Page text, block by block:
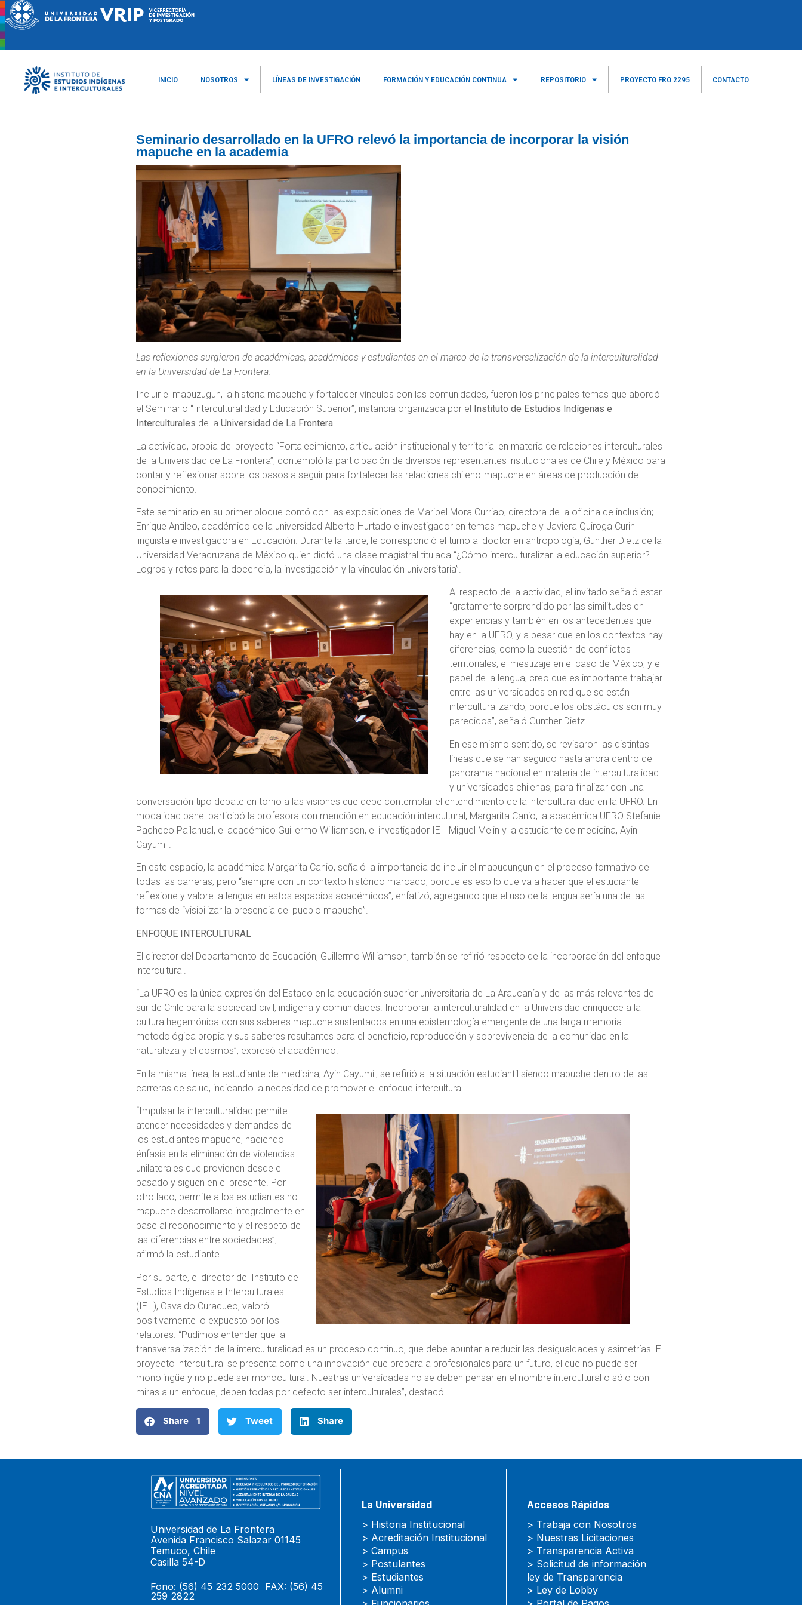
INICIO NOSOTROS LÍNEAS DE INVESTIGACIÓN FORMACIÓN Y EDUCACIÓN CONTINUA REPOSITORIO PROYECTO FRO 2295 CONTACTO
Seminario desarrollado en la UFRO relevó la importancia de incorporar la visión
mapuche en la academia
Las reflexiones surgieron de académicas, académicos y estudiantes en el marco de la transversalización de la interculturalidad
en la Universidad de La Frontera.
Incluir el mapuzugun, la historia mapuche y fortalecer vínculos con las comunidades, fueron los principales temas que abordó
el Seminario “Interculturalidad y Educación Superior”, instancia organizada por el
Instituto de Estudios Indígenas e
Interculturales de laUniversidad de La Frontera.
La actividad, propia del proyecto “Fortalecimiento, articulación institucional y territorial en materia de relaciones interculturales
de la Universidad de La Frontera”, contempló la participación de diversos representantes institucionales de Chile y México para
contar y reflexionar sobre los pasos a seguir para fortalecer las relaciones chileno-mapuche en áreas de producción de
conocimiento.
Este seminario en su primer bloque contó con las exposiciones de Maribel Mora Curriao, directora de la oficina de inclusión;
Enrique Antileo, académico de la universidad Alberto Hurtado e investigador en temas mapuche y Javiera Quiroga Curin
lingüista e investigadora en Educación. Durante la tarde, le correspondió el turno al doctor en antropología, Gunther Dietz de la
Universidad Veracruzana de México quien dictó una clase magistral titulada “¿Cómo interculturalizar la educación superior?
Logros y retos para la docencia, la investigación y la vinculación universitaria”.
Al respecto de la actividad, el invitado señaló estar
“gratamente sorprendido por las similitudes en
experiencias y también en los antecedentes que
hay en la UFRO, y a pesar que en los contextos hay
diferencias, como la cuestión de conflictos
territoriales, el mestizaje en el caso de México, y el
papel de la lengua, creo que es importante trabajar
entre las universidades en red que se están
interculturalizando, porque los obstáculos son muy
parecidos”, señaló Gunther Dietz.
En ese mismo sentido, se revisaron las distintas
líneas que se han seguido hasta ahora dentro del
panorama nacional en materia de interculturalidad
y universidades chilenas, para finalizar con una
conversación tipo debate en torno a las visiones que debe contemplar el entendimiento de la interculturalidad en la UFRO. En
modalidad panel participó la profesora con mención en educación intercultural, Margarita Canio, la académica UFRO Stefanie
Pacheco Pailahual, el académico Guillermo Williamson, el investigador IEII Miguel Melin y la estudiante de medicina, Ayin
Cayumil.
En este espacio, la académica Margarita Canio, señaló la importancia de incluir el mapudungun en el proceso formativo de
todas las carreras, pero “siempre con un contexto histórico marcado, porque es eso lo que va a hacer que el estudiante
reflexione y valore la lengua en estos espacios académicos”, enfatizó, agregando que el uso de la lengua sería una de las
formas de “visibilizar la presencia del pueblo mapuche”.
ENFOQUE INTERCULTURAL
El director del Departamento de Educación, Guillermo Williamson, también se refirió respecto de la incorporación del enfoque
intercultural.
“La UFRO es la única expresión del Estado en la educación superior universitaria de La Araucanía y de las más relevantes del
sur de Chile para la sociedad civil, indígena y comunidades. Incorporar la interculturalidad en la Universidad enriquece a la
cultura hegemónica con sus saberes mapuche sustentados en una epistemología emergente de una larga memoria
metodológica propia y sus saberes resultantes para el beneficio, reproducción y sobrevivencia de la comunidad en la
naturaleza y el cosmos”, expresó el académico.
En la misma línea, la estudiante de medicina, Ayin Cayumil, se refirió a la situación estudiantil siendo mapuche dentro de las
carreras de salud, indicando la necesidad de promover el enfoque intercultural.
“Impulsar la interculturalidad permite
atender necesidades y demandas de
los estudiantes mapuche, haciendo
énfasis en la eliminación de violencias
unilaterales que provienen desde el
pasado y siguen en el presente. Por
otro lado, permite a los estudiantes no
mapuche desarrollarse integralmente en
base al reconocimiento y el respeto de
las diferencias entre sociedades”,
afirmó la estudiante.
Por su parte, el director del Instituto de
Estudios Indígenas e Interculturales
(IEII), Osvaldo Curaqueo, valoró
positivamente lo expuesto por los
relatores. “Pudimos entender que la
transversalización de la interculturalidad es un proceso continuo, que debe apuntar a reducir las desigualdades y asimetrías. El
proyecto intercultural se presenta como una innovación que prepara a profesionales para un futuro, el que no puede ser
monolingüe y no puede ser monocultural. Nuestras universidades no se deben pensar en el nombre intercultural o sólo con
miras a un enfoque, deben todas por defecto ser interculturales”, destacó.
Share 1 Tweet Share
Universidad de La Frontera
Avenida Francisco Salazar 01145
Temuco, Chile
Casilla 54-D
Fono: (56) 45 232 5000 FAX: (56) 45
259 2822
La Universidad
> Historia Institucional
> Acreditación Institucional
> Campus
> Postulantes
> Estudiantes
> Alumni
Accesos Rápidos
> Trabaja con Nosotros
> Nuestras Licitaciones
> Transparencia Activa
> Solicitud de información
ley de Transparencia
> Ley de Lobby